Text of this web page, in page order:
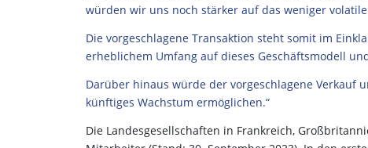
würden wir uns noch stärker auf das weniger
Die vorgeschlagene Transaktion steht somit im
erheblichem Umfang auf dieses Geschäftsmodell
Darüber hinaus würde der vorgeschlagene
künftiges Wachstum ermöglichen.“
Die Landesgesellschaften in Frankreich,